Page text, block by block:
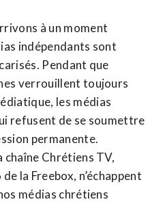
à un moment
indépendants sont
Pendant que
verrouillent toujours
les médias
refusent de se soumettre
permanente.
chaîne Chrétiens TV,
la Freebox, n’échappent
médias chrétiens